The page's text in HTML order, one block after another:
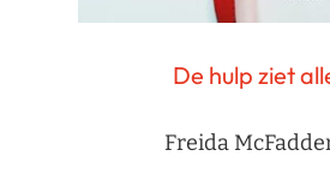
De hulp ziet
Freida